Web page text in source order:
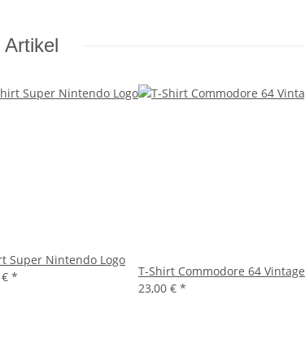
Artikel
Super Nintendo Logo
*
T-Shirt Commodore 64 Vintage
23,00 € *